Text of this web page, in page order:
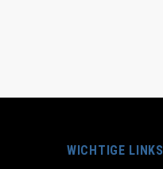
WICHTIGE LINKS